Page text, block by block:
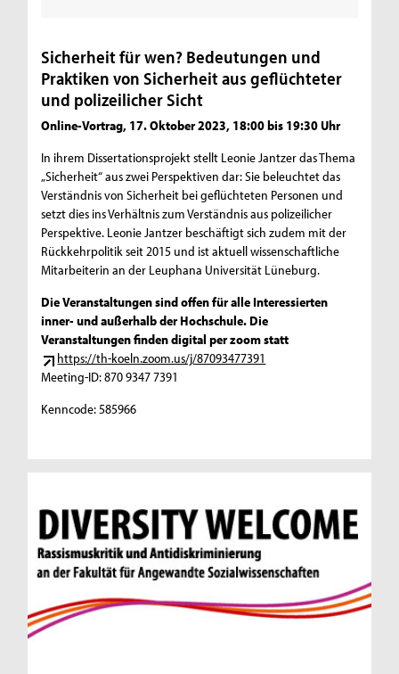
Sicherheit für wen? Bedeutungen und
Praktiken von Sicherheit aus geflüchteter
und polizeilicher Sicht
Online-Vortrag, 17. Oktober 2023, 18:00 bis 19:30 Uhr
In ihrem Dissertationsprojekt stellt Leonie Jantzer das Thema
„Sicherheit“ aus zwei Perspektiven dar: Sie beleuchtet das
Verständnis von Sicherheit bei geflüchteten Personen und
setzt dies ins Verhältnis zum Verständnis aus polizeilicher
Perspektive. Leonie Jantzer beschäftigt sich zudem mit der
Rückkehrpolitik seit 2015 und ist aktuell wissenschaftliche
Mitarbeiterin an der Leuphana Universität Lüneburg.
Die Veranstaltungen sind offen für alle Interessierten
inner- und außerhalb der Hochschule. Die
Veranstaltungen finden digital per zoom statt
https://th-koeln.zoom.us/j/87093477391
Meeting-ID: 870 9347 7391
Kenncode: 585966